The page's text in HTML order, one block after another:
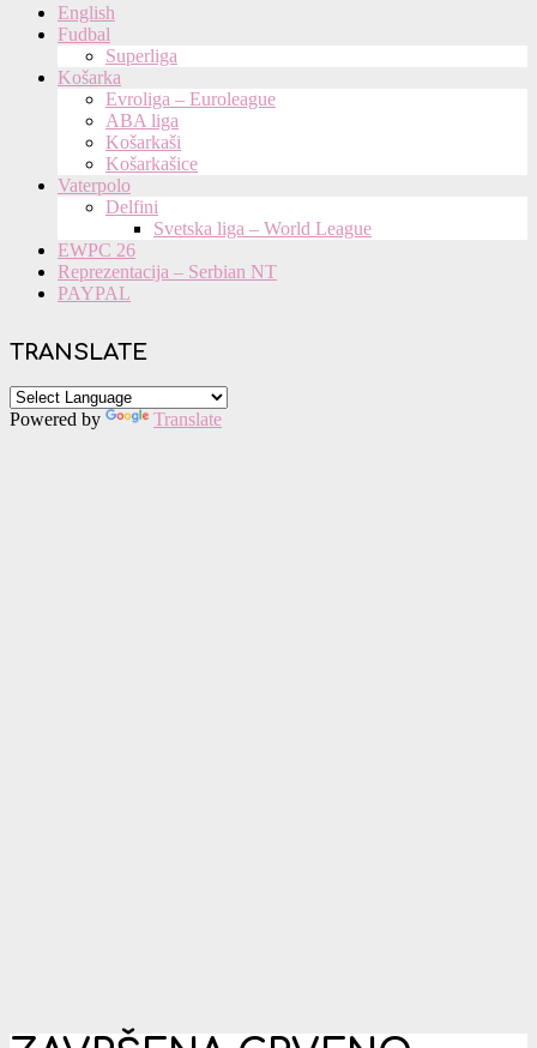
Menu
English
Fudbal
Superliga
Košarka
Evroliga – Euroleague
ABA liga
Košarkaši
Košarkašice
Vaterpolo
Delfini
Svetska liga – World League
EWPC 26
Reprezentacija – Serbian NT
PAYPAL
TRANSLATE
Powered by Translate